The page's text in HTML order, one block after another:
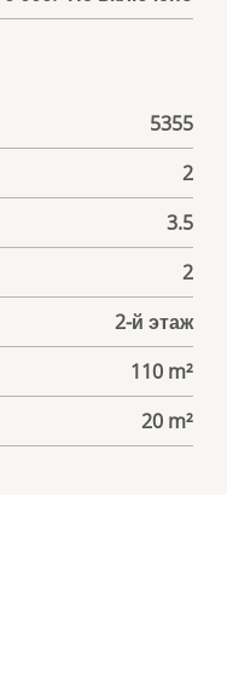
5355
2
3.5
2
2-й этаж
110 m²
20 m²